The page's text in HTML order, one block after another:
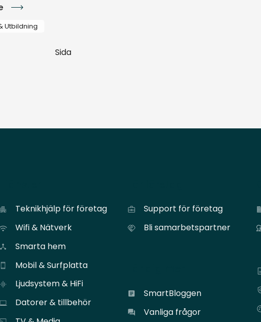
Utbildning
Sida
Teknikhjälp för företag
Wifi & Nätverk
Smarta hem
Mobil & Surfplatta
Ljudsystem & HiFi
Datorer & tillbehör
Support för företag
Bli samarbetspartner
SmartBloggen
Vanliga frågor